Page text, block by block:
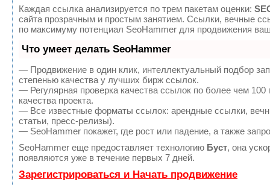
Каждая ссылка анализируется по трем пакетам оценки:
сайта прозрачным и простым занятием. Ссылки, вечные
по максимуму потенциал SeoHammer для продвижения
Что умеет делать SeoHammer
— Продвижение в один клик, интеллектуальный подбор
степенью качества у лучших бирж ссылок.
— Регулярная проверка качества ссылок по более чем
качества проекта.
— Все известные форматы ссылок: арендные ссылки,
статьи, пресс-релизы).
— SeoHammer покажет, где рост или падение, а также
SeoHammer еще предоставляет технологию Буст, она
появляются уже в течение первых 7 дней.
Зарегистрироваться и Начать продвижение